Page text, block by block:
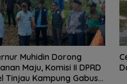
Muhidin Dorong
Maju, Komisi II DPRD
Tinjau Kampung Gabus